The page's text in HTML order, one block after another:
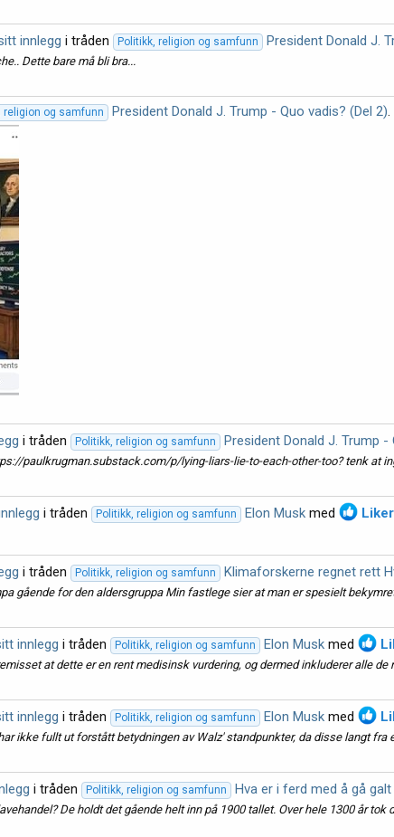
innlegg i tråden Politikk, religion og samfunn President Donald J.
Dette bare må bli bra...
religion og samfunn President Donald J. Trump - Quo vadis? (Del 2).
i tråden Politikk, religion og samfunn President Donald J. Trump -
paulkrugman.substack.com/p/lying-liars-lie-to-each-other-too? tenk at
i tråden Politikk, religion og samfunn Elon Musk med Liker
i tråden Politikk, religion og samfunn Klimaforskerne regnet rett
gående for den aldersgruppa Min fastlege sier at man er spesielt
innlegg i tråden Politikk, religion og samfunn Elon Musk med
at dette er en rent medisinsk vurdering, og dermed inkluderer alle de
innlegg i tråden Politikk, religion og samfunn Elon Musk med
ikke fullt ut forstått betydningen av Walz' standpunkter, da disse langt fra
i tråden Politikk, religion og samfunn Hva er i ferd med å gå galt
De holdt det gående helt inn på 1900 tallet. Over hele 1300 år tok